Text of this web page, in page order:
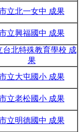
立北一女中 成果
立興福國中 成果
台北特殊教育學校 成
果
立大屯國小 成果
立老松國小 成果
立明德國中 成果